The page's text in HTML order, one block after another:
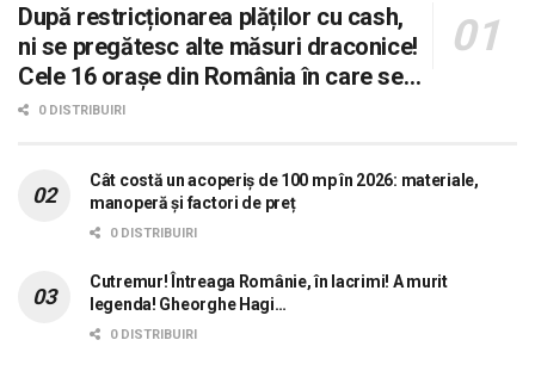
După restricționarea plăților cu cash,
ni se pregătesc alte măsuri draconice!
Cele 16 orașe din România în care se
dorește aplicarea sistemului 0 carne, 0
0 DISTRIBUIRI
Cât costă un acoperiș de 100 mp în 2026: materiale,
manoperă și factori de preț
0 DISTRIBUIRI
Cutremur! Întreaga Românie, în lacrimi! A murit
legenda! Gheorghe Hagi…
0 DISTRIBUIRI